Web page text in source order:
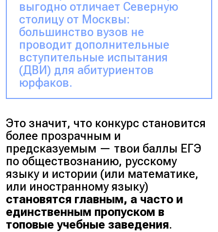
выгодно отличает Северную
столицу от Москвы:
большинство вузов не
проводит дополнительные
вступительные испытания
(ДВИ) для абитуриентов
юрфаков.
Это значит, что конкурс становится
более прозрачным и
предсказуемым — твои баллы ЕГЭ
по обществознанию, русскому
языку и истории (или математике,
или иностранному языку)
становятся главным, а часто и
единственным пропуском в
топовые учебные заведения.